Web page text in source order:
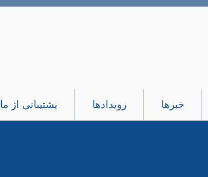
پشتیبانی از ما رویدادها خبرها